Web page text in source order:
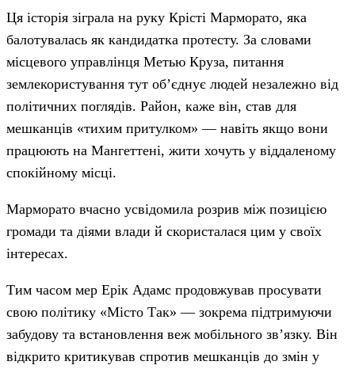
Ця історія зіграла на руку Крісті Марморато, яка
балотувалась як кандидатка протесту. За словами
місцевого управлінця Метью Круза, питання
землекористування тут об’єднує людей незалежно від
політичних поглядів. Район, каже він, став для
мешканців «тихим притулком» — навіть якщо вони
працюють на Мангеттені, жити хочуть у віддаленому
спокійному місці.
Марморато вчасно усвідомила розрив між позицією
громади та діями влади й скористалася цим у своїх
інтересах.
Тим часом мер Ерік Адамс продовжував просувати
свою політику «Місто Так» — зокрема підтримуючи
забудову та встановлення веж мобільного зв’язку. Він
відкрито критикував спротив мешканців до змін у